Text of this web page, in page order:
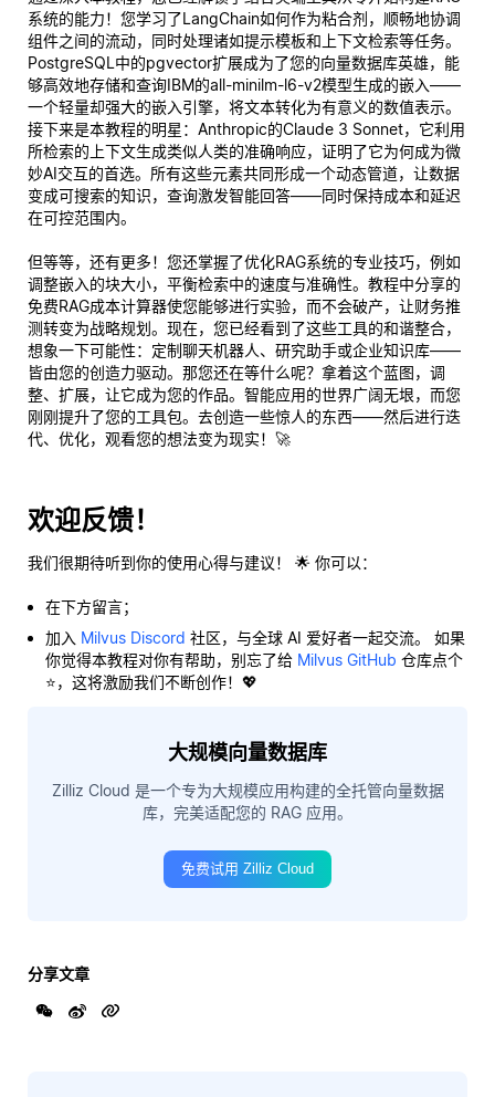
系统的能力！您学习了LangChain如何作为粘合剂，顺畅地协调
组件之间的流动，同时处理诸如提示模板和上下文检索等任务。
PostgreSQL中的pgvector扩展成为了您的向量数据库英雄，能
够高效地存储和查询IBM的all-minilm-l6-v2模型生成的嵌入——
一个轻量却强大的嵌入引擎，将文本转化为有意义的数值表示。
接下来是本教程的明星：Anthropic的Claude 3 Sonnet，它利用
所检索的上下文生成类似人类的准确响应，证明了它为何成为微
妙AI交互的首选。所有这些元素共同形成一个动态管道，让数据
变成可搜索的知识，查询激发智能回答——同时保持成本和延迟
在可控范围内。
但等等，还有更多！您还掌握了优化RAG系统的专业技巧，例如
调整嵌入的块大小，平衡检索中的速度与准确性。教程中分享的
免费RAG成本计算器使您能够进行实验，而不会破产，让财务推
测转变为战略规划。现在，您已经看到了这些工具的和谐整合，
想象一下可能性：定制聊天机器人、研究助手或企业知识库——
皆由您的创造力驱动。那您还在等什么呢？拿着这个蓝图，调
整、扩展，让它成为您的作品。智能应用的世界广阔无垠，而您
刚刚提升了您的工具包。去创造一些惊人的东西——然后进行迭
代、优化，观看您的想法变为现实！🚀
欢迎反馈！
我们很期待听到你的使用心得与建议！ 🌟 你可以：
在下方留言；
加入 Milvus Discord 社区，与全球 AI 爱好者一起交流。 如果
你觉得本教程对你有帮助，别忘了给 Milvus GitHub 仓库点个
⭐，这将激励我们不断创作！💖
大规模向量数据库
Zilliz Cloud 是一个专为大规模应用构建的全托管向量数据
库，完美适配您的 RAG 应用。
免费试用 Zilliz Cloud
分享文章